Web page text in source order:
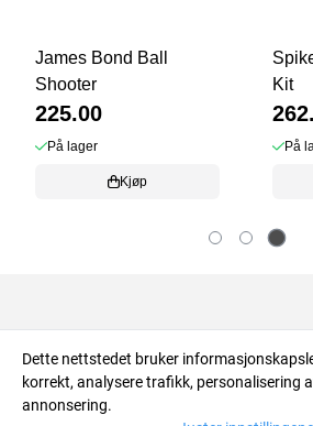
James Bond Ball
Shooter
225.00
På lager
Kjøp
Kit
På
About us
RETRO NORGE AS
Info
Dette nettstedet bruker
korrekt, analysere trafikk, personalisering
annonsering.